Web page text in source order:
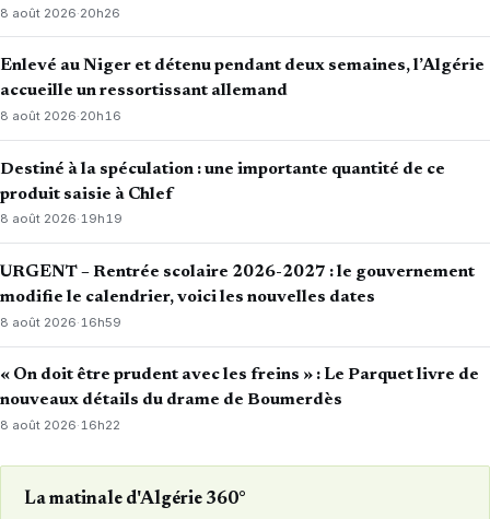
8 août 2026·20h26
Enlevé au Niger et détenu pendant deux semaines, l’Algérie
accueille un ressortissant allemand
8 août 2026·20h16
Destiné à la spéculation : une importante quantité de ce
produit saisie à Chlef
8 août 2026·19h19
URGENT – Rentrée scolaire 2026-2027 : le gouvernement
modifie le calendrier, voici les nouvelles dates
8 août 2026· 16h59
« On doit être prudent avec les freins » : Le Parquet livre de
nouveaux détails du drame de Boumerdès
8 août 2026·16h22
La matinale d'Algérie 360°